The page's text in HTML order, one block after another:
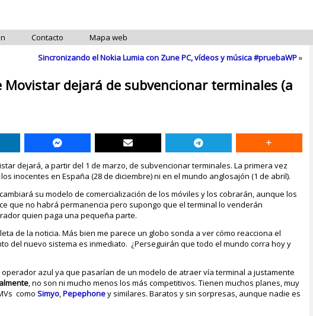
Contacto
Mapa web
Sincronizando el Nokia Lumia con Zune PC, vídeos y música #pruebaWP»
dejará de subvencionar terminales (a
dejará, a partir del 1 de marzo, de subvencionar terminales. La primera vez
inocentes en España (28 de diciembre) ni en el mundo anglosajón (1 de abril).
su modelo de comercialización de los móviles y los cobrarán, aunque los
que no habrá permanencia pero supongo que el terminal lo venderán
quien paga una pequeña parte.
de la noticia. Más bien me parece un globo sonda a ver cómo reacciona el
del nuevo sistema es inmediato. ¿Perseguirán que todo el mundo corra hoy y
azul ya que pasarían de un modelo de atraer vía terminal a justamente
, no son ni mucho menos los más competitivos. Tienen muchos planes, muy
comoSimyo,Pepephoney similares. Baratos y sin sorpresas, aunque nadie es